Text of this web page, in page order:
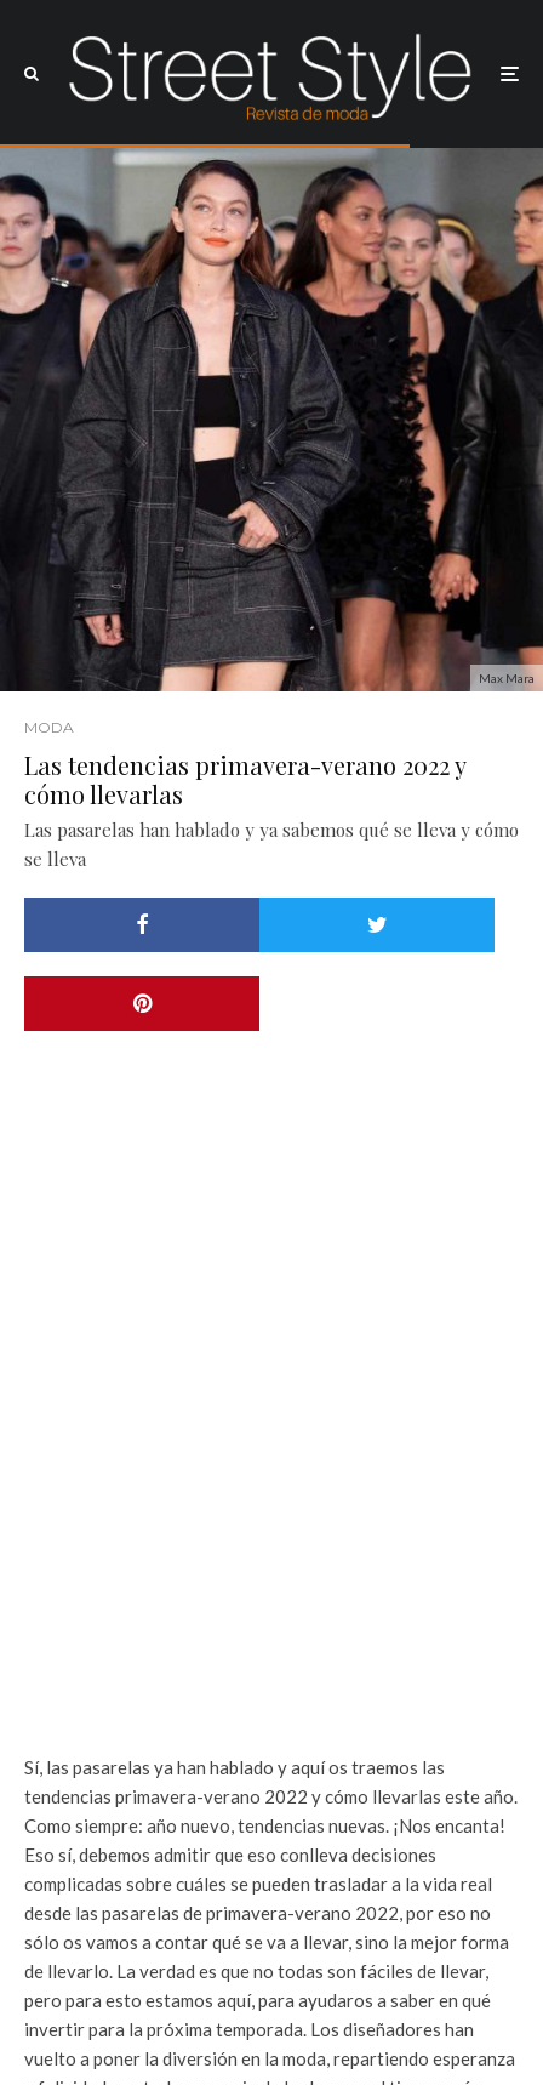
Max Mara
MODA
Las tendencias primavera-verano 2022 y
cómo llevarlas
Las pasarelas han hablado y ya sabemos qué se lleva y cómo
se lleva
Sí, las pasarelas ya han hablado y aquí os traemos las
tendencias primavera-verano 2022 y cómo llevarlas este año.
Como siempre: año nuevo, tendencias nuevas. ¡Nos encanta!
Eso sí, debemos admitir que eso conlleva decisiones
complicadas sobre cuáles se pueden trasladar a la vida real
desde las pasarelas de primavera-verano 2022, por eso no
sólo os vamos a contar qué se va a llevar, sino la mejor forma
de llevarlo. La verdad es que no todas son fáciles de llevar,
pero para esto estamos aquí, para ayudaros a saber en qué
invertir para la próxima temporada. Los diseñadores han
vuelto a poner la diversión en la moda, repartiendo esperanza